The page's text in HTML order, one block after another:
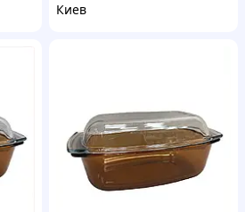
Киев